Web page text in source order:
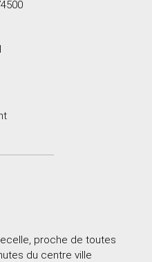
proche de toutes
du centre ville